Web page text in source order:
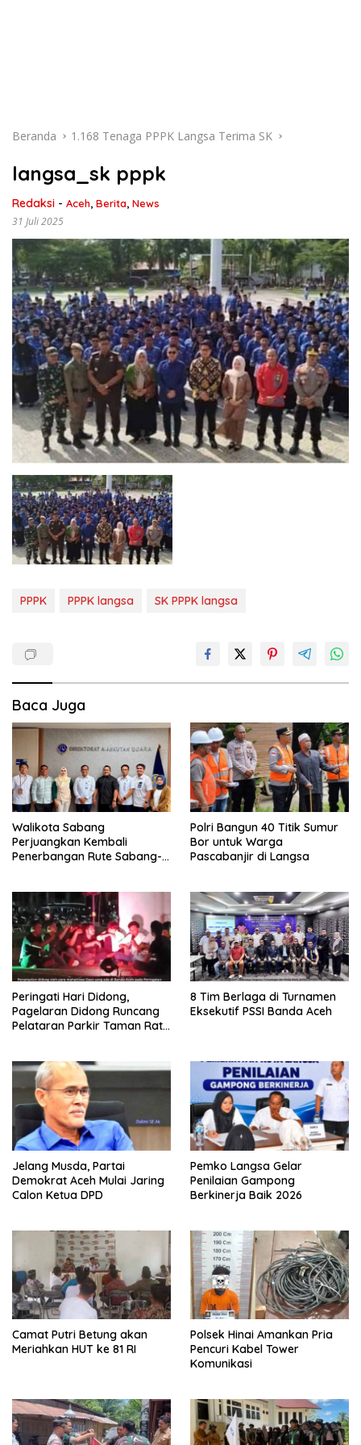
Beranda 1.168 Tenaga PPPK Langsa Terima SK
langsa_sk pppk
Redaksi - Aceh, Berita, News
31 Juli 2025
PPPK PPPK langsa SK PPPK langsa
Baca Juga
Walikota Sabang
Perjuangkan Kembali
Penerbangan Rute Sabang-
Polri Bangun 40 Titik Sumur
Bor untuk Warga
Pascabanjir di Langsa
Peringati Hari Didong,
Pagelaran Didong Runcang
Pelataran Parkir Taman Ratu
8 Tim Berlaga di Turnamen
Eksekutif PSSI Banda Aceh
Jelang Musda, Partai
Demokrat Aceh Mulai Jaring
Calon Ketua DPD
Pemko Langsa Gelar
Penilaian Gampong
Berkinerja Baik 2026
Camat Putri Betung akan
Meriahkan HUT ke 81 RI
Polsek Hinai Amankan Pria
Pencuri Kabel Tower
Komunikasi